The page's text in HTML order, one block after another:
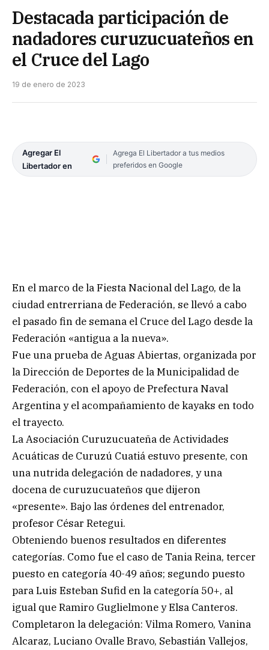
Destacada participación de
nadadores curuzucuateños en
el Cruce del Lago
19 de enero de 2023
Agregar El
Libertador en
Agrega El Libertador a tus medios
preferidos en Google
En el marco de la Fiesta Nacional del Lago, de la
ciudad entrerriana de Federación, se llevó a cabo
el pasado fin de semana el Cruce del Lago desde la
Federación «antigua a la nueva».
Fue una prueba de Aguas Abiertas, organizada por
la Dirección de Deportes de la Municipalidad de
Federación, con el apoyo de Prefectura Naval
Argentina y el acompañamiento de kayaks en todo
el trayecto.
La Asociación Curuzucuateña de Actividades
Acuáticas de Curuzú Cuatiá estuvo presente, con
una nutrida delegación de nadadores, y una
docena de curuzucuateños que dijeron
«presente». Bajo las órdenes del entrenador,
profesor César Retegui.
Obteniendo buenos resultados en diferentes
categorías. Como fue el caso de Tania Reina, tercer
puesto en categoría 40-49 años; segundo puesto
para Luis Esteban Sufid en la categoría 50+, al
igual que Ramiro Guglielmone y Elsa Canteros.
Completaron la delegación: Vilma Romero, Vanina
Alcaraz, Luciano Ovalle Bravo, Sebastián Vallejos,